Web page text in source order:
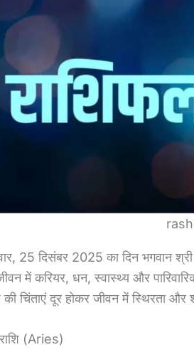
25 दिसंबर 2025 का दिन भगवान
में करियर, धन, स्वास्थ्य और
चिंताएं दूर होकर जीवन में स्थिरता और
(Aries)